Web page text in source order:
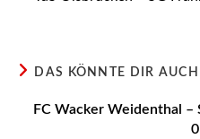
DAS KÖNNTE DIR AUCH
FC Wacker Weidenthal –